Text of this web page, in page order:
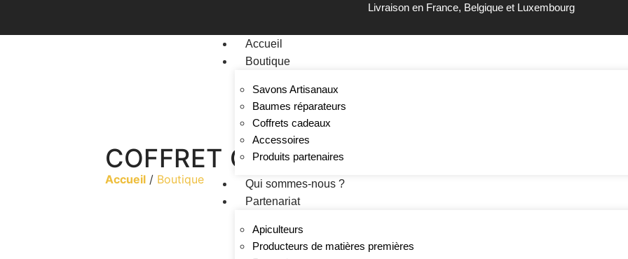
Livraison en France, Belgique et Luxembourg
Accueil
Boutique
Savons Artisanaux
Baumes réparateurs
Coffrets cadeaux
Accessoires
Produits partenaires
Qui sommes-nous ?
Partenariat
Apiculteurs
Producteurs de matières premières
COFFRET CADEAU – DÉCOUVERTE
Accueil / Boutique